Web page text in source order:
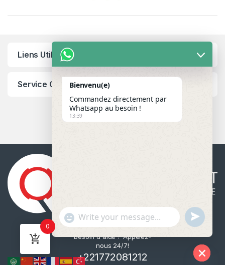
Liens Utiles
Service Client
Besoin d'aide ? Appelez-
nous 24/7!
+221772081212
0
Bienvenu(e)
Commandez directement par
Whatsapp au besoin !
13:39
"
+
c
a
WhatsApp Message
u
n
d